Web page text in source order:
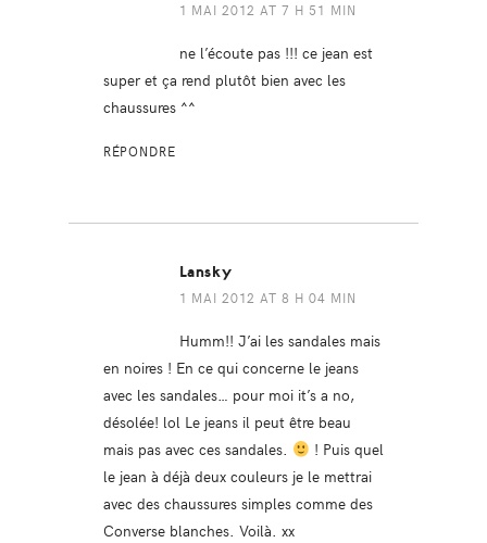
1 MAI 2012 AT 7 H 51 MIN
ne l’écoute pas !!! ce jean est
super et ça rend plutôt bien avec les
chaussures ^^
RÉPONDRE
Lansky
1 MAI 2012 AT 8 H 04 MIN
Humm!! J’ai les sandales mais
en noires ! En ce qui concerne le jeans
avec les sandales… pour moi it’s a no,
désolée! lol Le jeans il peut être beau
mais pas avec ces sandales.
! Puis quel
le jean à déjà deux couleurs je le mettrai
avec des chaussures simples comme des
Converse blanches. Voilà. xx